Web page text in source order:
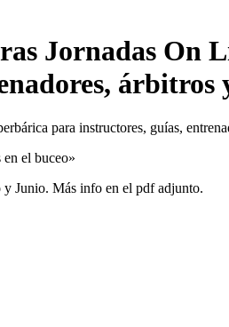
Jornadas On
árbitros
para instructores, guías,
el buceo»
Junio. Más info en el pdf adjunto.